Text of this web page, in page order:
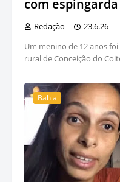
com espingarda
Redação
23.6.26
Um menino de 12 anos
rural de Conceição do
Bahia